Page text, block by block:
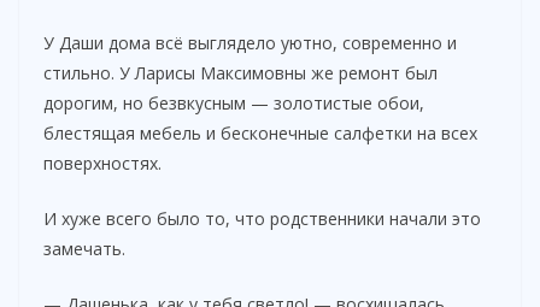
У Даши дома всё выглядело уютно, современно и
стильно. У Ларисы Максимовны же ремонт был
дорогим, но безвкусным — золотистые обои,
блестящая мебель и бесконечные салфетки на всех
поверхностях.
И хуже всего было то, что родственники начали это
замечать.